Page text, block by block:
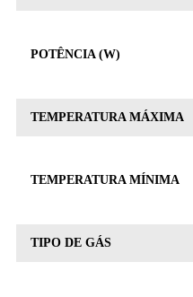
POTÊNCIA (W)
TEMPERATURA MÁXIMA
TEMPERATURA MÍNIMA
TIPO DE GÁS